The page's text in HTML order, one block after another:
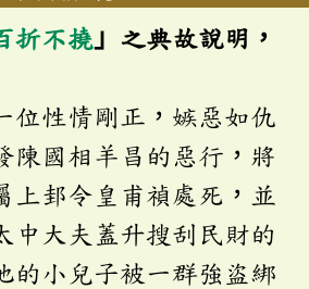
折不撓 」之典故說明，
位性情剛正，嫉惡如仇
陳國相羊昌的惡行，將
上邽令皇甫禎處死，並
中大夫蓋升搜刮民財的
的小兒子被一群強盜綁